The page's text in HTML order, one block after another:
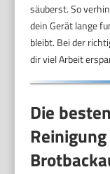
säuberst. So
dein Gerät lange
bleibt. Bei der
dir viel Arbeit
Die